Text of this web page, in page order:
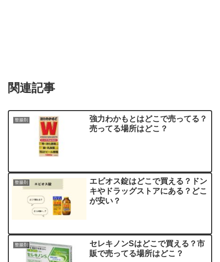
関連記事
整腸剤
強力わかもとはどこで売ってる？
売ってる場所はどこ？
整腸剤
エビオス錠はどこで買える？ドン
キやドラッグストアにある？どこ
が安い？
整腸剤
セレキノンSはどこで買える？市
販で売ってる場所はどこ？